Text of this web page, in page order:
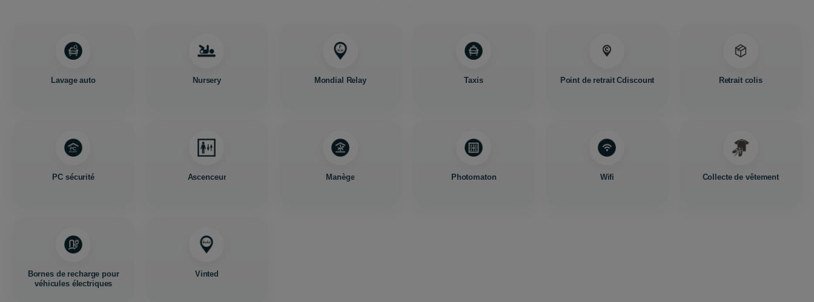
Lavage auto Nursery Mondial Relay Taxis Point de retrait Cdiscount Retrait colis
PC sécurité Ascenceur Manège Photomaton Wifi Collecte de vêtement
Bornes de recharge pour
véhicules électriques
Vinted